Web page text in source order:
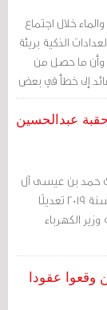
خلال اجتماع
الذكية بريئة
وأن ما حصل من
إلى خطأ في بعض
بعد 17 عامًا من حقبة عبدالحسين
حمد بن عيسى آل
خليفة مرسوم رقم 84 لسنة 2019 تعديلًا
الكهرباء
وقعوا عقودا